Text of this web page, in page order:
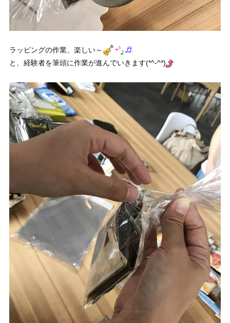
ラッピングの作業、楽しい～
と、経験者を筆頭に作業が進んでいきます(*^-^*)